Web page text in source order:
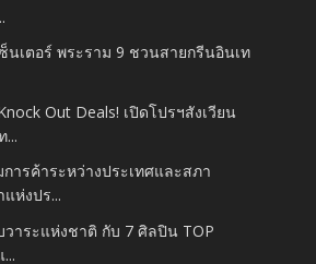
นเตอร์ พระราม 9 ชวนสายกรีนอินเท
Out Deals! เปิดโปรฯสังเวียน
...
การค้าระหว่างประเทศและสภา
ห่งปร...
วาระแห่งชาติ กับ 7 ศิลปิน TOP